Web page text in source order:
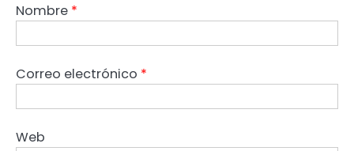
Nombre *
Correo electrónico *
Web